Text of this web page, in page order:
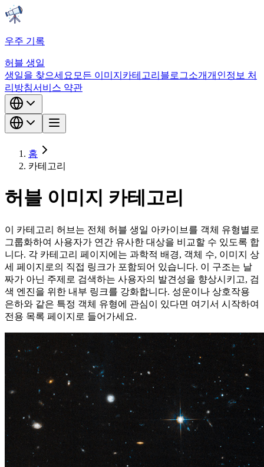
우주 기록
허블 생일
생일을 찾으세요 모든 이미지 카테고리 블로그소개개인정보 처
리방침서비스 약관
홈
카테고리
허블 이미지 카테고리
이 카테고리 허브는 전체 허블 생일 아카이브를 객체 유형별로
그룹화하여 사용자가 연간 유사한 대상을 비교할 수 있도록 합
니다. 각 카테고리 페이지에는 과학적 배경, 객체 수, 이미지 상
세 페이지로의 직접 링크가 포함되어 있습니다. 이 구조는 날
짜가 아닌 주제로 검색하는 사용자의 발견성을 향상시키고, 검
색 엔진을 위한 내부 링크를 강화합니다. 성운이나 상호작용
은하와 같은 특정 객체 유형에 관심이 있다면 여기서 시작하여
전용 목록 페이지로 들어가세요.